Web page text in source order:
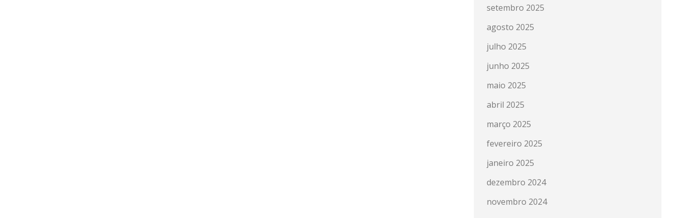
setembro 2025
agosto 2025
julho 2025
junho 2025
maio 2025
abril 2025
março 2025
fevereiro 2025
janeiro 2025
dezembro 2024
novembro 2024